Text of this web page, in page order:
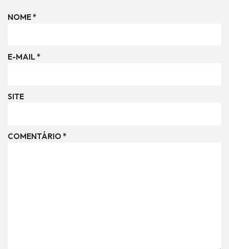
NOME*
E-MAIL *
SITE
COMENTÁRIO *